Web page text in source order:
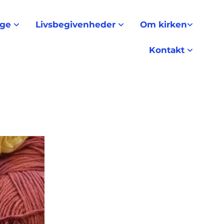
Livsbegivenheder Om kirken
Kontakt